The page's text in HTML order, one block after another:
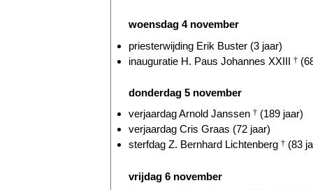
woensdag 4 november
priesterwijding Erik Buster (3 jaar)
inauguratie H. Paus Johannes XXIII †
donderdag 5 november
verjaardag Arnold Janssen † (189 jaar)
verjaardag Cris Graas (72 jaar)
sterfdag Z. Bernhard Lichtenberg † (83
vrijdag 6 november